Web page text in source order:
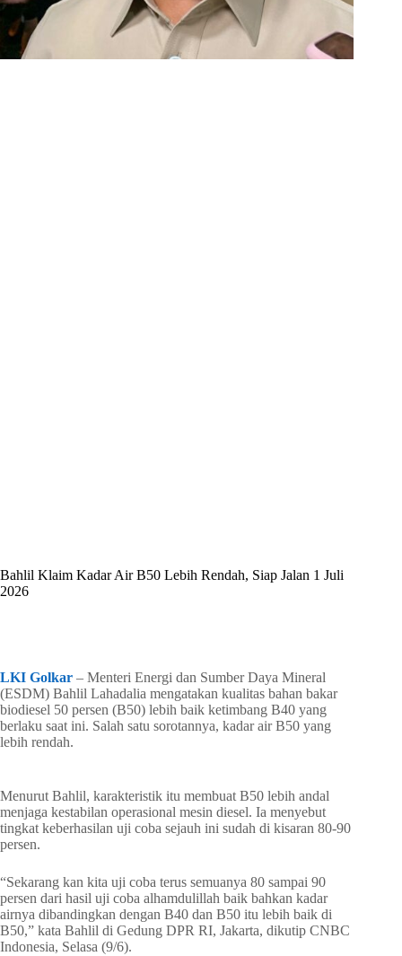
Bahlil Klaim Kadar Air B50 Lebih Rendah, Siap Jalan 1 Juli
2026
LKI Golkar – Menteri Energi dan Sumber Daya Mineral
(ESDM) Bahlil Lahadalia mengatakan kualitas bahan bakar
biodiesel 50 persen (B50) lebih baik ketimbang B40 yang
berlaku saat ini. Salah satu sorotannya, kadar air B50 yang
lebih rendah.
Menurut Bahlil, karakteristik itu membuat B50 lebih andal
menjaga kestabilan operasional mesin diesel. Ia menyebut
tingkat keberhasilan uji coba sejauh ini sudah di kisaran 80-90
persen.
“Sekarang kan kita uji coba terus semuanya 80 sampai 90
persen dari hasil uji coba alhamdulillah baik bahkan kadar
airnya dibandingkan dengan B40 dan B50 itu lebih baik di
B50,” kata Bahlil di Gedung DPR RI, Jakarta, dikutip CNBC
Indonesia, Selasa (9/6).